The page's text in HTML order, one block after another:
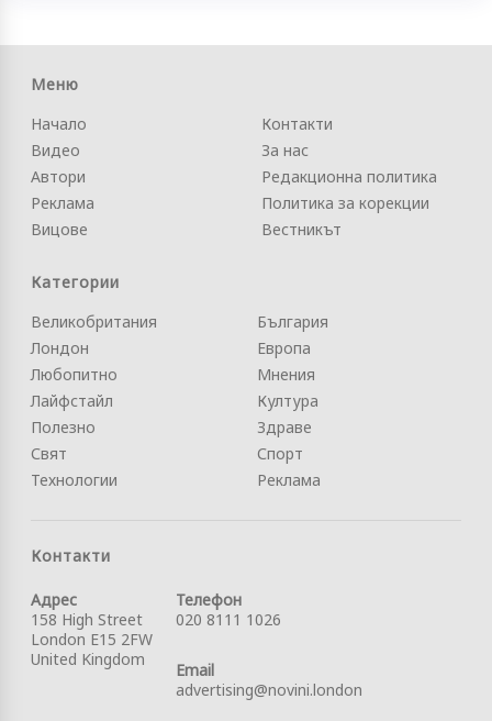
Меню
Начало
Видео
Автори
Реклама
Вицове
Контакти
За нас
Редакционна политика
Политика за корекции
Вестникът
Категории
Великобритания
Лондон
Любопитно
Лайфстайл
Полезно
Свят
Технологии
България
Европа
Мнения
Култура
Здраве
Спорт
Реклама
Контакти
Адрес
158 High Street
London E15 2FW
United Kingdom
Телефон
020 8111 1026
Email
advertising@novini.london